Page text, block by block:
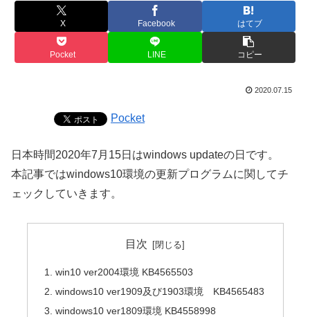
X Facebook はてブ
Pocket LINE コピー
2020.07.15
Pocket
日本時間2020年7月15日はwindows updateの日です。
本記事ではwindows10環境の更新プログラムに関してチ
ェックしていきます。
目次
win10 ver2004環境 KB4565503
windows10 ver1909及び1903環境 KB4565483
windows10 ver1809環境 KB4558998